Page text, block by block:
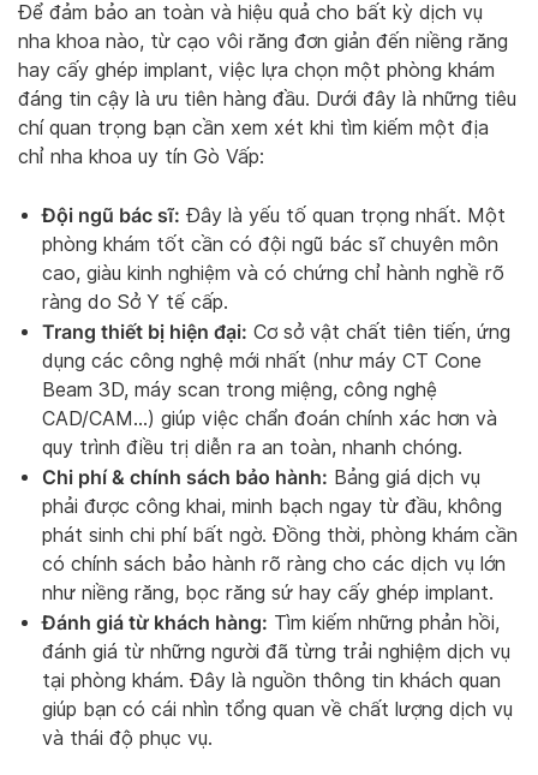
Để đảm bảo an toàn và hiệu quả cho bất kỳ dịch vụ
nha khoa nào, từ cạo vôi răng đơn giản đến niềng răng
hay cấy ghép implant, việc lựa chọn một phòng khám
đáng tin cậy là ưu tiên hàng đầu. Dưới đây là những tiêu
chí quan trọng bạn cần xem xét khi tìm kiếm một địa
chỉ nha khoa uy tín Gò Vấp:
Đội ngũ bác sĩ: Đây là yếu tố quan trọng nhất. Một
phòng khám tốt cần có đội ngũ bác sĩ chuyên môn
cao, giàu kinh nghiệm và có chứng chỉ hành nghề rõ
ràng do Sở Y tế cấp.
Trang thiết bị hiện đại: Cơ sở vật chất tiên tiến, ứng
dụng các công nghệ mới nhất (như máy CT Cone
Beam 3D, máy scan trong miệng, công nghệ
CAD/CAM…) giúp việc chẩn đoán chính xác hơn và
quy trình điều trị diễn ra an toàn, nhanh chóng.
Chi phí & chính sách bảo hành: Bảng giá dịch vụ
phải được công khai, minh bạch ngay từ đầu, không
phát sinh chi phí bất ngờ. Đồng thời, phòng khám cần
có chính sách bảo hành rõ ràng cho các dịch vụ lớn
như niềng răng, bọc răng sứ hay cấy ghép implant.
Đánh giá từ khách hàng: Tìm kiếm những phản hồi,
đánh giá từ những người đã từng trải nghiệm dịch vụ
tại phòng khám. Đây là nguồn thông tin khách quan
giúp bạn có cái nhìn tổng quan về chất lượng dịch vụ
và thái độ phục vụ.